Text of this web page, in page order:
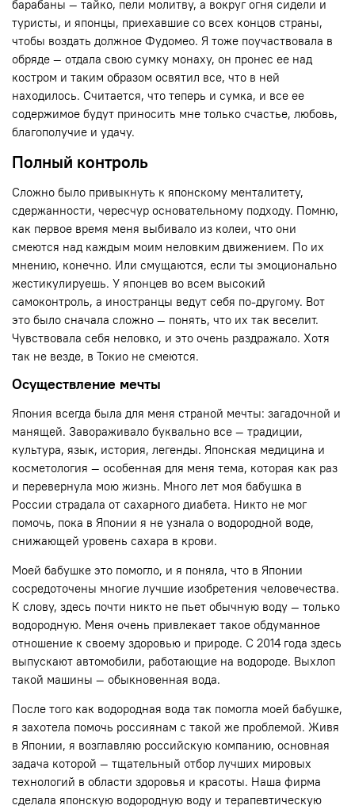
барабаны — тайко, пели молитву, а вокруг огня сидели и
туристы, и японцы, приехавшие со всех концов страны,
чтобы воздать должное Фудомео. Я тоже поучаствовала в
обряде — отдала свою сумку монаху, он пронес ее над
костром и таким образом освятил все, что в ней
находилось. Считается, что теперь и сумка, и все ее
содержимое будут приносить мне только счастье, любовь,
благополучие и удачу.
Полный контроль
Сложно было привыкнуть к японскому менталитету,
сдержанности, чересчур основательному подходу. Помню,
как первое время меня выбивало из колеи, что они
смеются над каждым моим неловким движением. По их
мнению, конечно. Или смущаются, если ты эмоционально
жестикулируешь. У японцев во всем высокий
самоконтроль, а иностранцы ведут себя по-другому. Вот
это было сначала сложно — понять, что их так веселит.
Чувствовала себя неловко, и это очень раздражало. Хотя
так не везде, в Токио не смеются.
Осуществление мечты
Япония всегда была для меня страной мечты: загадочной и
манящей. Завораживало буквально все — традиции,
культура, язык, история, легенды. Японская медицина и
косметология — особенная для меня тема, которая как раз
и перевернула мою жизнь. Много лет моя бабушка в
России страдала от сахарного диабета. Никто не мог
помочь, пока в Японии я не узнала о водородной воде,
снижающей уровень сахара в крови.
Моей бабушке это помогло, и я поняла, что в Японии
сосредоточены многие лучшие изобретения человечества.
К слову, здесь почти никто не пьет обычную воду — только
водородную. Меня очень привлекает такое обдуманное
отношение к своему здоровью и природе. С 2014 года здесь
выпускают автомобили, работающие на водороде. Выхлоп
такой машины — обыкновенная вода.
После того как водородная вода так помогла моей бабушке,
я захотела помочь россиянам с такой же проблемой. Живя
в Японии, я возглавляю российскую компанию, основная
задача которой — тщательный отбор лучших мировых
технологий в области здоровья и красоты. Наша фирма
сделала японскую водородную воду и терапевтическую